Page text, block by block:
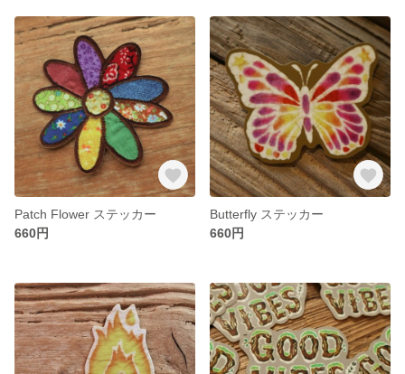
Patch Flower ステッカー
660円
Butterfly ステッカー
660円